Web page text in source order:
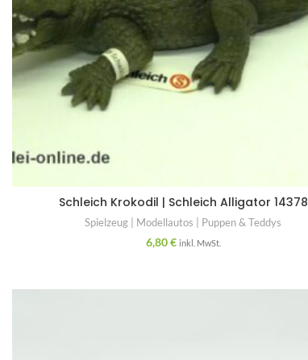
Schleich Krokodil | Schleich Alligator 14378
Spielzeug | Modellautos | Puppen & Teddys
6,80€ inkl. MwSt.